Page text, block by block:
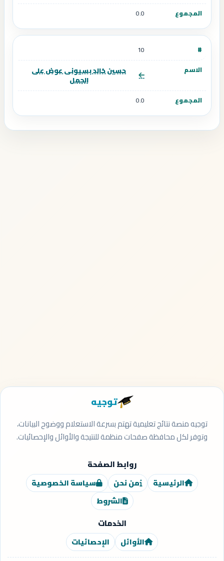
0.0
10
حسين خالد بسيونى عوض على
الجمل
0.0
توجيه
توجيه منصة نتائج تعليمية تهتم بسرعة الاستعلام ووضوح البيانات،
وتوفر لكل محافظة صفحات منظمة للنتيجة والأوائل والإحصائيات.
روابط الصفحة
الرئيسية من نحن
سياسة الخصوصية
الشروط
الخدمات
الأوائل الإحصائيات